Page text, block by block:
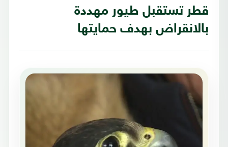
قطر تستقبل طيور مهددة
بالانقراض بهدف حمايتها